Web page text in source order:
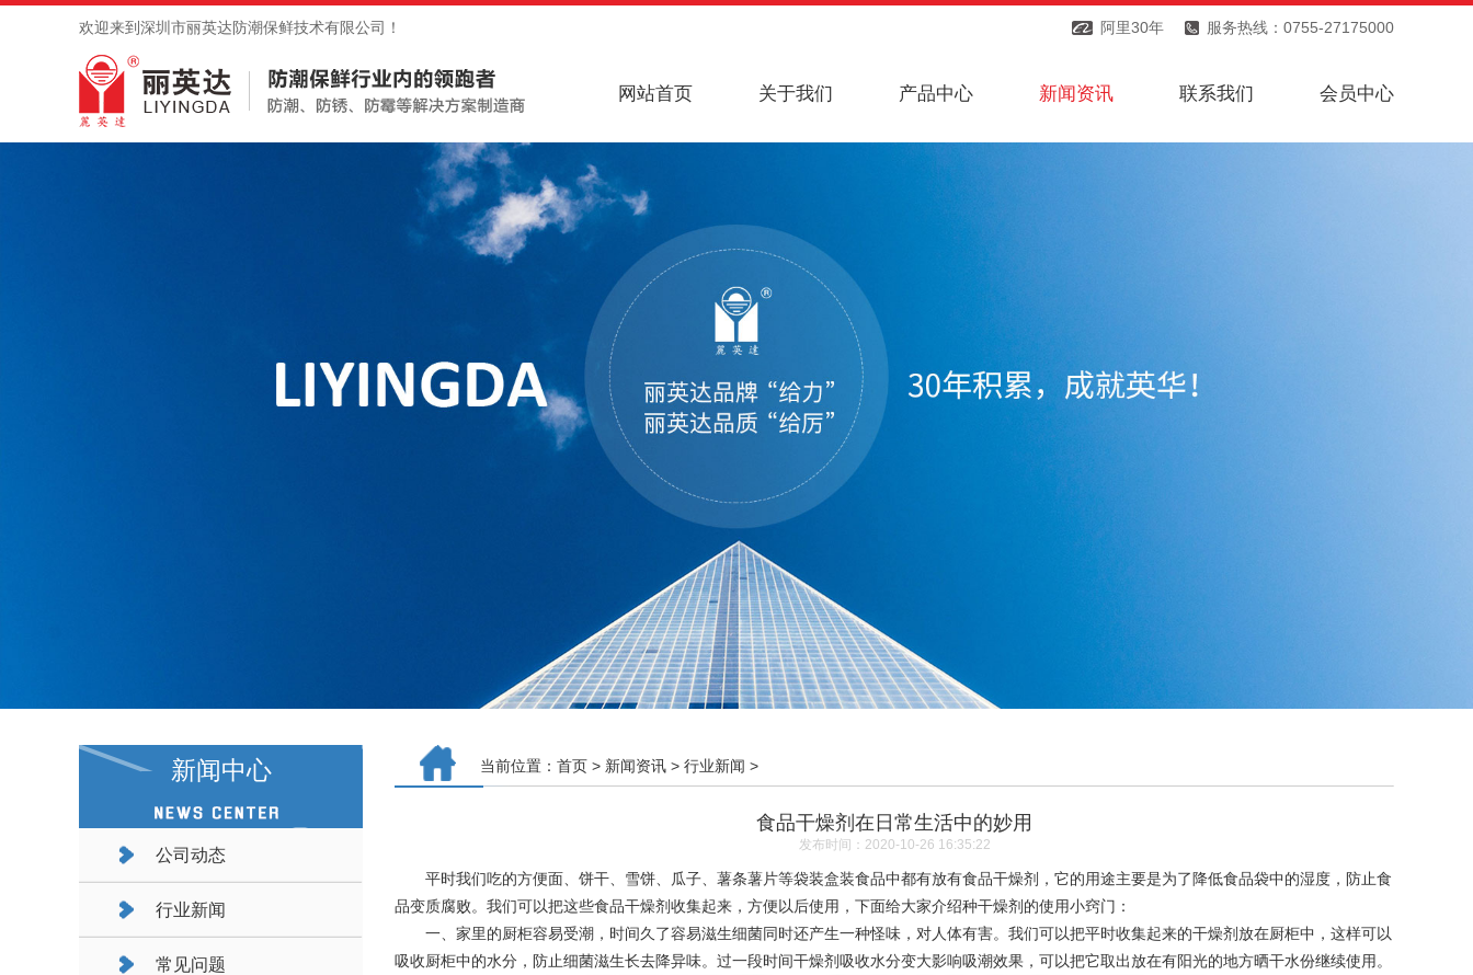
欢迎来到深圳市丽英达防潮保鲜技术有限公司！ 阿里30年 服务热线：0755-27175000
网站首页 关于我们 产品中心 新闻资讯 联系我们 会员中心
新闻中心
公司动态
行业新闻
常见问题
当前位置： 首页 > 新闻资讯 > 行业新闻 >
食品干燥剂在日常生活中的妙用
发布时间：2020-10-26 16:35:22
平时我们吃的方便面、饼干、雪饼、瓜子、薯条薯片等袋装盒装食品中都有放有食品干燥剂，它的用途主要是为了降低食品袋中的湿度，防止食
品变质腐败。我们可以把这些食品干燥剂收集起来，方便以后使用，下面给大家介绍种干燥剂的使用小窍门：
一、家里的厨柜容易受潮，时间久了容易滋生细菌同时还产生一种怪味，对人体有害。我们可以把平时收集起来的干燥剂放在厨柜中，这样可以
吸收厨柜中的水分，防止细菌滋生长去降异味。过一段时间干燥剂吸收水分变大影响吸潮效果，可以把它取出放在有阳光的地方晒干水份继续使用。